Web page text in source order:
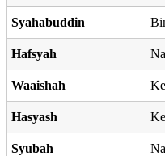
Syahabuddin
Hafsyah
Waaishah
Hasyash
Syubah